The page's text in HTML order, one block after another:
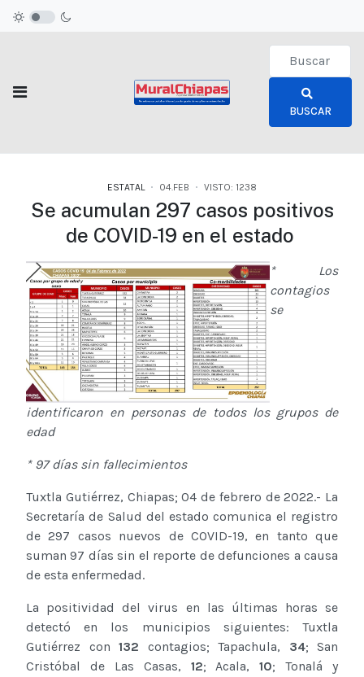
Type 2 or
BUSCAR
ESTATAL 04.FEB VISTO: 1238
Se acumulan 297 casos positivos
de COVID-19 en el estado
* Los
contagios
se
identificaron en personas de todos los grupos de
edad
* 97 días sin fallecimientos
Tuxtla Gutiérrez, Chiapas; 04 de febrero de 2022.- La
Secretaría de Salud del estado comunica el registro
de 297 casos nuevos de COVID-19, en tanto que
suman 97 días sin el reporte de defunciones a causa
de esta enfermedad.
La positividad del virus en las últimas horas se
detectó en los municipios siguientes: Tuxtla
Gutiérrez con 132 contagios; Tapachula, 34; San
Cristóbal de Las Casas, 12; Acala,10; Tonalá y